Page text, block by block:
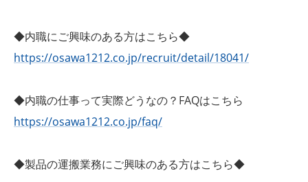
◆内職にご興味のある方はこちら◆
https://osawa1212.co.jp/recruit/detail/18041/
◆内職の仕事って実際どうなの？FAQはこちら
https://osawa1212.co.jp/faq/
◆製品の運搬業務にご興味のある方はこちら◆